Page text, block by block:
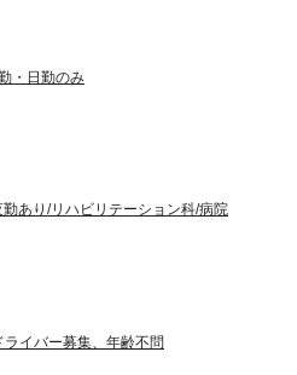
・日勤のみ
勤あり/リハビリテーション科/病院
イバー募集、年齢不問